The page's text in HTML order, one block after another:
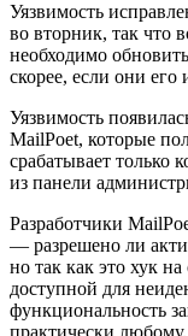
Уязвимость
во вторник, так что
необходимо
скорее, если они его
Уязвимость
MailPoet, которые
срабатывает только
из панели
Разработчики
— разрешено ли
но так как это хук
доступной для
функциональность